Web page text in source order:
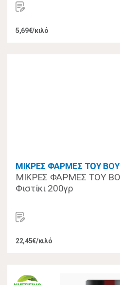
5,69€/κιλό
ΜΙΚΡΕΣ ΦΑΡΜΕΣ ΤΟΥ
ΜΙΚΡΕΣ ΦΑΡΜΕΣ ΤΟΥ
Φιστίκι 200γρ
22,45€/κιλό